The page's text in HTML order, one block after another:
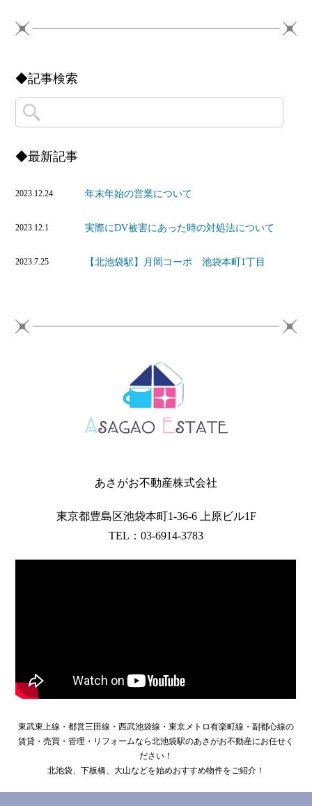
◆記事検索
◆最新記事
2023.12.24 年末年始の営業について
2023.12.1 実際にDV被害にあった時の対処法について
2023.7.25 【北池袋駅】月岡コーポ 池袋本町1丁目
あさがお不動産株式会社
東京都豊島区池袋本町1-36-6 上原ビル1F
TEL：03-6914-3783
東武東上線・都営三田線・西武池袋線・東京メトロ有楽町線・副都心線の
賃貸・売買・管理・リフォームなら北池袋駅のあさがお不動産にお任せく
ださい！
北池袋、下板橋、大山などを始めおすすめ物件をご紹介！